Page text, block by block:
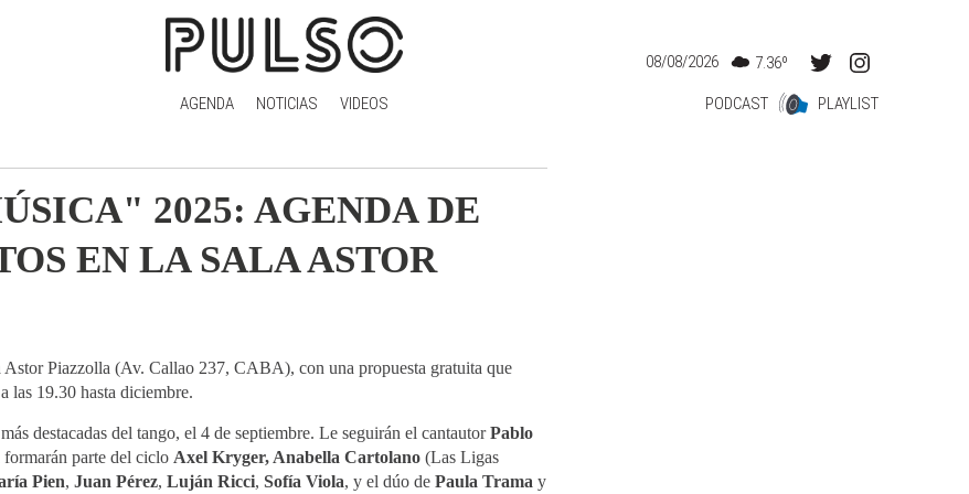
AGENDA NOTICIAS VIDEOS
08/08/2026 7.36º
PODCAST PLAYLIST
2025: AGENDA DE
EN LA SALA ASTOR
Astor Piazzolla (Av. Callao 237, CABA), con una propuesta gratuita que
las 19.30 hasta diciembre.
destacadas del tango, el 4 de septiembre. Le seguirán el cantautorPablo
parte del ciclo Axel Kryger, Anabella Cartolano (Las Ligas
Pien, Juan Pérez, Luján Ricci, Sofía Viola, y el dúo de Paula Trama y